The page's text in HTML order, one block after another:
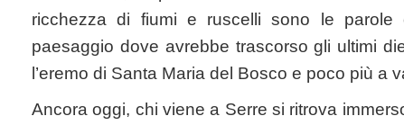
ricchezza di fiumi e ruscelli sono le
paesaggio dove avrebbe trascorso gli ultimi
l’eremo di Santa Maria del Bosco e poco più a
Ancora oggi, chi viene a Serre si ritrova